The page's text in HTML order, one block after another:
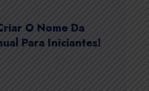
O Nome Da
Para Iniciantes!